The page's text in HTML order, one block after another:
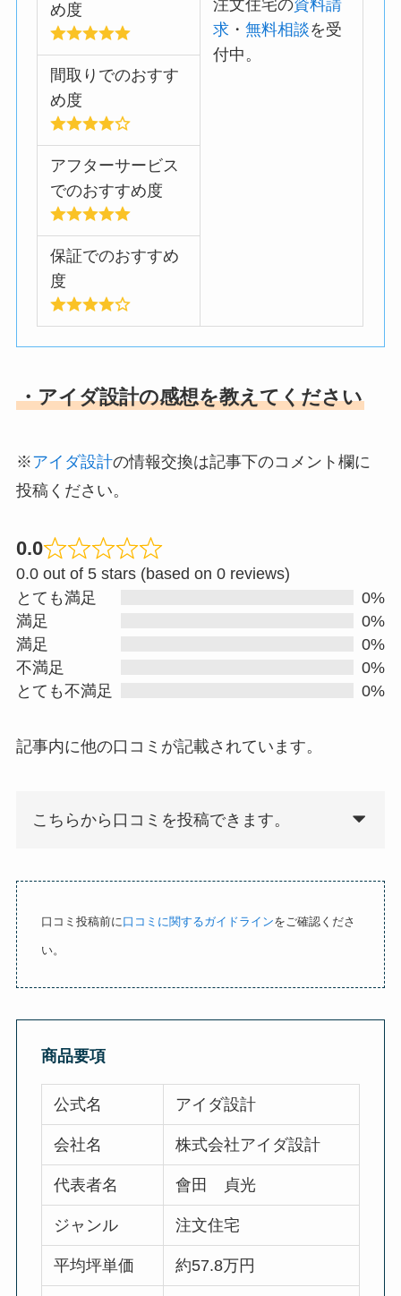
注文住宅の資料請
求・ 無料相談を受
付中。
め度
間取りでのおすす
め度
アフターサービス
でのおすすめ度
保証でのおすすめ
度
・アイダ設計の感想を教えてください
※アイダ設計の情報交換は記事下のコメント欄に
投稿ください。
0.0
R
0
t
5
0.0 out of 5 stars (based on 0 reviews)
とても満足
0%
満足
0%
満足
0%
不満足
0%
とても不満足
0%
記事内に他の口コミが記載されています。
こちらから口コミを投稿できます。
口コミ投稿前に 口コミに関するガイドラインをご確認くださ
い。
商品要項
公式名 アイダ設計
会社名 株式会社アイダ設計
代表者名 會田 貞光
ジャンル 注文住宅
平均坪単価 約57.8万円